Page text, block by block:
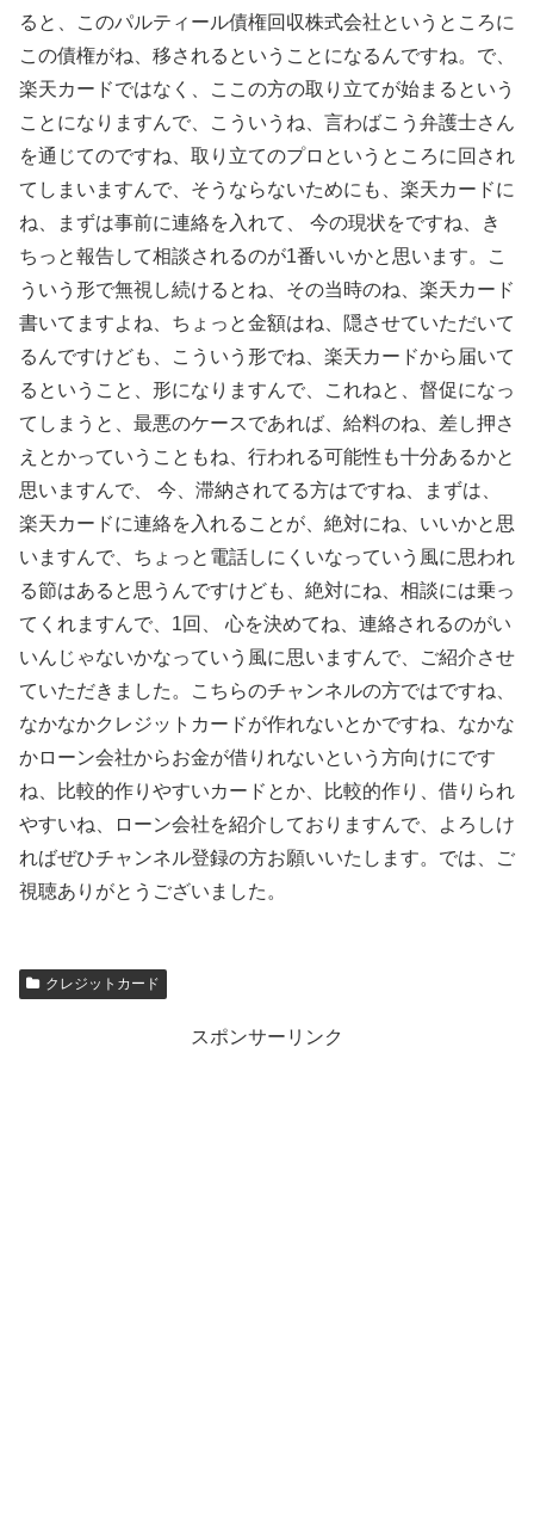
ると、このパルティール債権回収株式会社というところに
この債権がね、移されるということになるんですね。で、
楽天カードではなく、ここの方の取り立てが始まるという
ことになりますんで、こういうね、言わばこう弁護士さん
を通じてのですね、取り立てのプロというところに回され
てしまいますんで、そうならないためにも、楽天カードに
ね、まずは事前に連絡を入れて、 今の現状をですね、き
ちっと報告して相談されるのが1番いいかと思います。こ
ういう形で無視し続けるとね、その当時のね、楽天カード
書いてますよね、ちょっと金額はね、隠させていただいて
るんですけども、こういう形でね、楽天カードから届いて
るということ、形になりますんで、これねと、督促になっ
てしまうと、最悪のケースであれば、給料のね、差し押さ
えとかっていうこともね、行われる可能性も十分あるかと
思いますんで、 今、滞納されてる方はですね、まずは、
楽天カードに連絡を入れることが、絶対にね、いいかと思
いますんで、ちょっと電話しにくいなっていう風に思われ
る節はあると思うんですけども、絶対にね、相談には乗っ
てくれますんで、1回、 心を決めてね、連絡されるのがい
いんじゃないかなっていう風に思いますんで、ご紹介させ
ていただきました。こちらのチャンネルの方ではですね、
なかなかクレジットカードが作れないとかですね、なかな
かローン会社からお金が借りれないという方向けにです
ね、比較的作りやすいカードとか、比較的作り、借りられ
やすいね、ローン会社を紹介しておりますんで、よろしけ
ればぜひチャンネル登録の方お願いいたします。では、ご
視聴ありがとうございました。
クレジットカード
スポンサーリンク